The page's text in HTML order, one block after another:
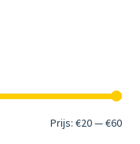
Min.
Prijs:€20—€60